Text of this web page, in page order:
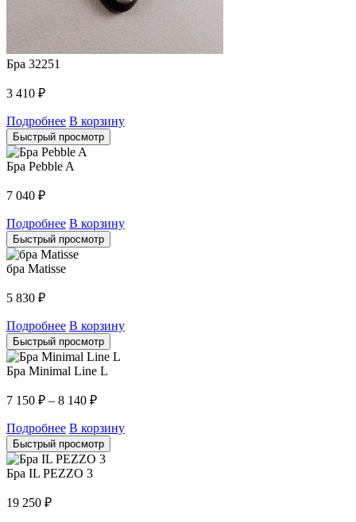
Бра 32251
3 410 ₽
Подробнее В корзину
Быстрый просмотр
Бра Pebble A
7 040 ₽
Подробнее В корзину
Быстрый просмотр
бра Matisse
5 830 ₽
Подробнее В корзину
Быстрый просмотр
Бра Minimal Line L
7 150 ₽ – 8 140 ₽
Подробнее В корзину
Быстрый просмотр
Бра IL PEZZO 3
19 250 ₽